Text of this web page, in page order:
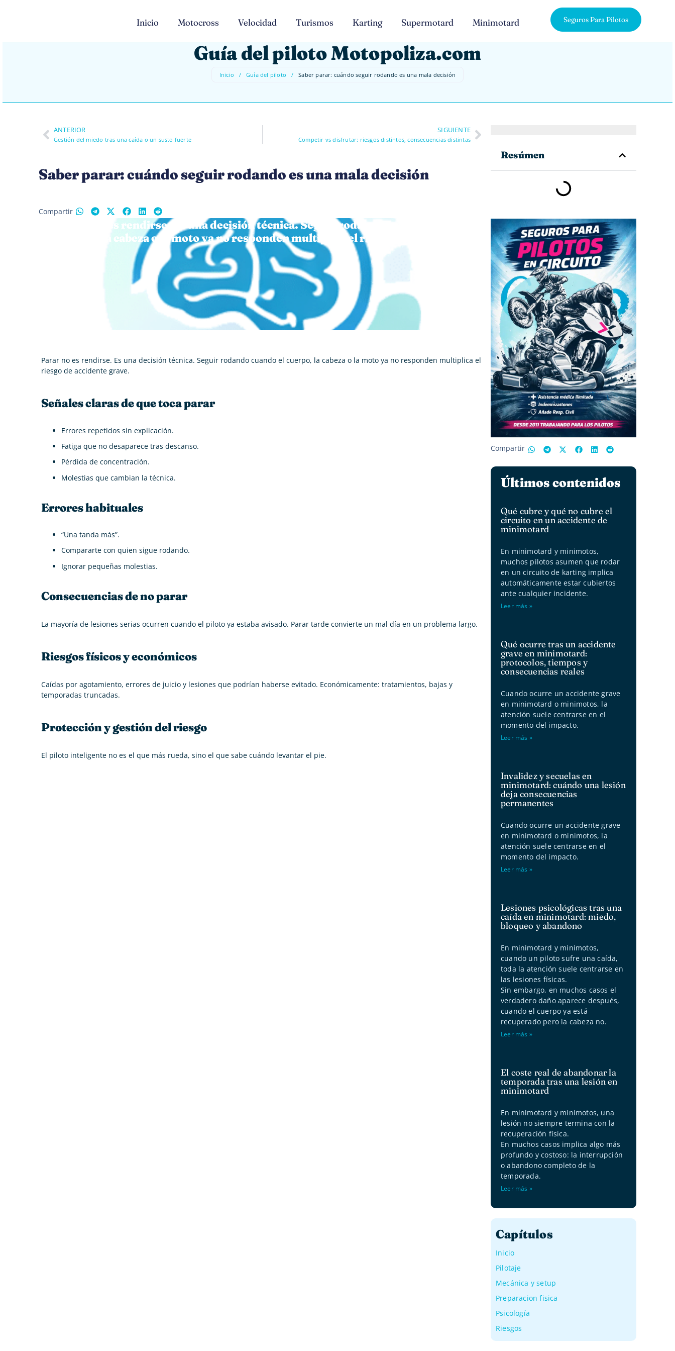
Inicio Motocross Velocidad Turismos Karting Supermotard Minimotard Seguros Para Pilotos
Guía del piloto Motopoliza.com
Inicio / Guía del piloto / Saber parar: cuándo seguir rodando es una mala decisión
ANTERIOR
Gestión del miedo tras una caída o un susto fuerte
SIGUIENTE
Competir vs disfrutar: riesgos distintos, consecuencias distintas
Saber parar: cuándo seguir rodando es una mala decisión
Compartir
Parar no es rendirse. Es una decisión técnica. Seguir rodando cuando el
cuerpo, la cabeza o la moto ya no responden multiplica el riesgo de accidente
Parar no es rendirse. Es una decisión técnica. Seguir rodando cuando el cuerpo, la cabeza o la moto ya no responden multiplica el
riesgo de accidente grave.
Señales claras de que toca parar
Errores repetidos sin explicación.
Fatiga que no desaparece tras descanso.
Pérdida de concentración.
Molestias que cambian la técnica.
Errores habituales
“Una tanda más”.
Compararte con quien sigue rodando.
Ignorar pequeñas molestias.
Consecuencias de no parar
La mayoría de lesiones serias ocurren cuando el piloto ya estaba avisado. Parar tarde convierte un mal día en un problema largo.
Riesgos físicos y económicos
Caídas por agotamiento, errores de juicio y lesiones que podrían haberse evitado. Económicamente: tratamientos, bajas y
temporadas truncadas.
Protección y gestión del riesgo
El piloto inteligente no es el que más rueda, sino el que sabe cuándo levantar el pie.
Resúmen
Compartir
Últimos contenidos
Qué cubre y qué no cubre el
circuito en un accidente de
minimotard
En minimotard y minimotos,
muchos pilotos asumen que rodar
en un circuito de karting implica
automáticamente estar cubiertos
ante cualquier incidente.
Leer más »
Qué ocurre tras un accidente
grave en minimotard:
protocolos, tiempos y
consecuencias reales
Cuando ocurre un accidente grave
en minimotard o minimotos, la
atención suele centrarse en el
momento del impacto.
Leer más »
Invalidez y secuelas en
minimotard: cuándo una lesión
deja consecuencias
permanentes
Cuando ocurre un accidente grave
en minimotard o minimotos, la
atención suele centrarse en el
momento del impacto.
Leer más »
Lesiones psicológicas tras una
caída en minimotard: miedo,
bloqueo y abandono
En minimotard y minimotos,
cuando un piloto sufre una caída,
toda la atención suele centrarse en
las lesiones físicas.
Sin embargo, en muchos casos el
verdadero daño aparece después,
cuando el cuerpo ya está
recuperado pero la cabeza no.
Leer más »
El coste real de abandonar la
temporada tras una lesión en
minimotard
En minimotard y minimotos, una
lesión no siempre termina con la
recuperación física.
En muchos casos implica algo más
profundo y costoso: la interrupción
o abandono completo de la
temporada.
Leer más »
Capítulos
Inicio
Pilotaje
Mecánica y setup
Preparacion fisica
Psicología
Riesgos